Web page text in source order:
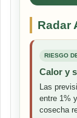
Radar
RIESGO
Calor y
Las
entre 1%
cosecha